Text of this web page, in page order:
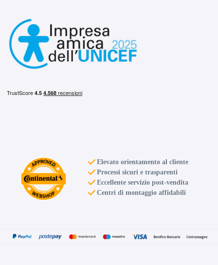
Elevato orientamento al cliente
Processi sicuri e trasparenti
Eccellente servizio post-vendita
Centri di montaggio affidabili